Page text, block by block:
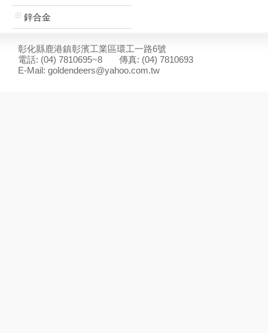
鋅合金
彰化縣鹿港鎮彰濱工業區環工一路6號
電話: (04) 7810695~8 傳真: (04) 7810693
E-Mail: goldendeers@yahoo.com.tw